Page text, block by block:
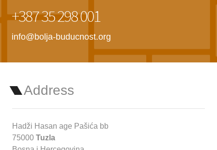
+387 35 298 001
info@bolja-buducnost.org
Address
Hadži Hasan age Pašića bb
75000 Tuzla